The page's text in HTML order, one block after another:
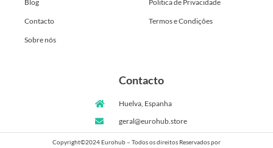
Blog
Contacto
Sobre nós
Politica de Privacidade
Termos e Condições
Contacto
Huelva, Espanha
geral@eurohub.store
Copyright©2024 Eurohub – Todos os direitos Reservados por